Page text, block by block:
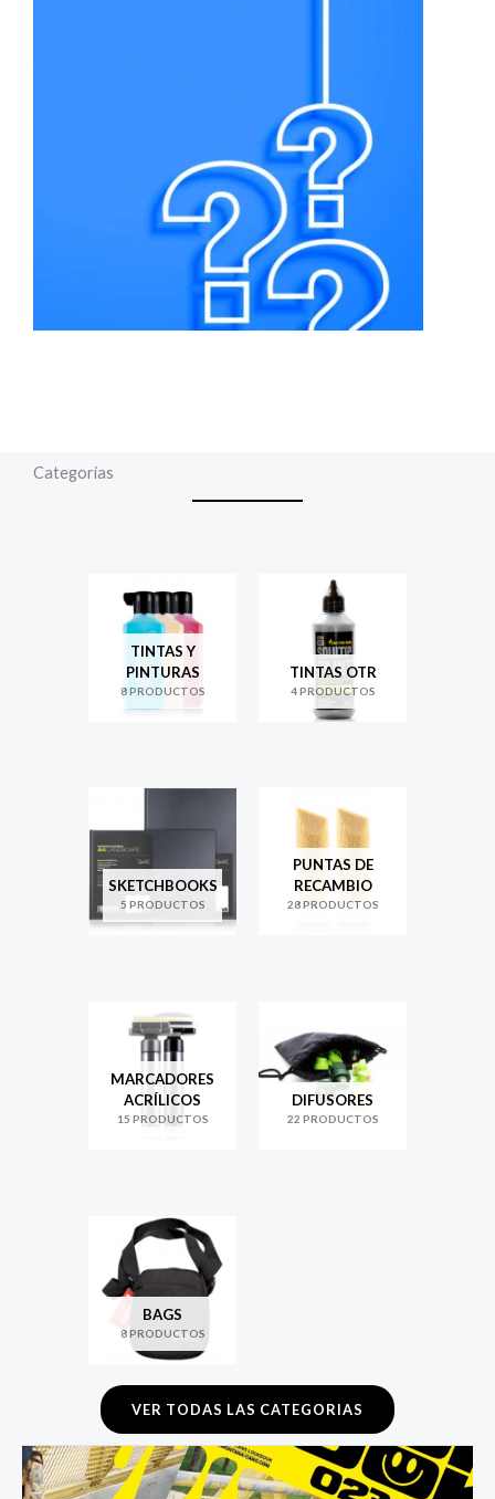
Categorias
TINTAS Y
PINTURAS
8 PRODUCTOS
TINTAS OTR
4 PRODUCTOS
SKETCHBOOKS
5 PRODUCTOS
PUNTAS DE
RECAMBIO
28 PRODUCTOS
MARCADORES
ACRÍLICOS
15 PRODUCTOS
DIFUSORES
22 PRODUCTOS
BAGS
8 PRODUCTOS
VER TODAS LAS CATEGORIAS